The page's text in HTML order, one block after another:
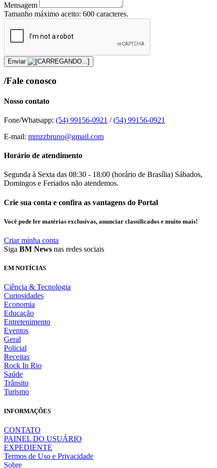
Mensagem
Tamanho máximo aceito: 600 caracteres.
Enviar
/Fale conosco
Nosso contato
Fone/Whatsapp: (54) 99156-0921 /(54) 99156-0921
E-mail: mmzzbruno@gmail.com
Horário de atendimento
Segunda à Sexta das 08:30 - 18:00 (horário de Brasília) Sábados,
Domingos e Feriados não atendemos.
Crie sua conta e confira as vantagens do Portal
Você pode ler matérias exclusivas, anunciar classificados e muito mais!
Criar minha conta
Siga BM News nas redes sociais
EM NOTÍCIAS
Ciência & Tecnologia
Curiosidades
Economia
Educação
Entretenimento
Eventos
Geral
Policial
Receitas
Rock In Rio
Saúde
Trânsito
Turismo
INFORMAÇÕES
CONTATO
PAINEL DO USUÁRIO
EXPEDIENTE
Termos de Uso e Privacidade
Sobre